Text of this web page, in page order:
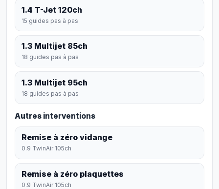
1.4 T-Jet 120ch
15 guides pas à pas
1.3 Multijet 85ch
18 guides pas à pas
1.3 Multijet 95ch
18 guides pas à pas
Autres interventions
Remise à zéro vidange
0.9 TwinAir 105ch
Remise à zéro plaquettes
0.9 TwinAir 105ch